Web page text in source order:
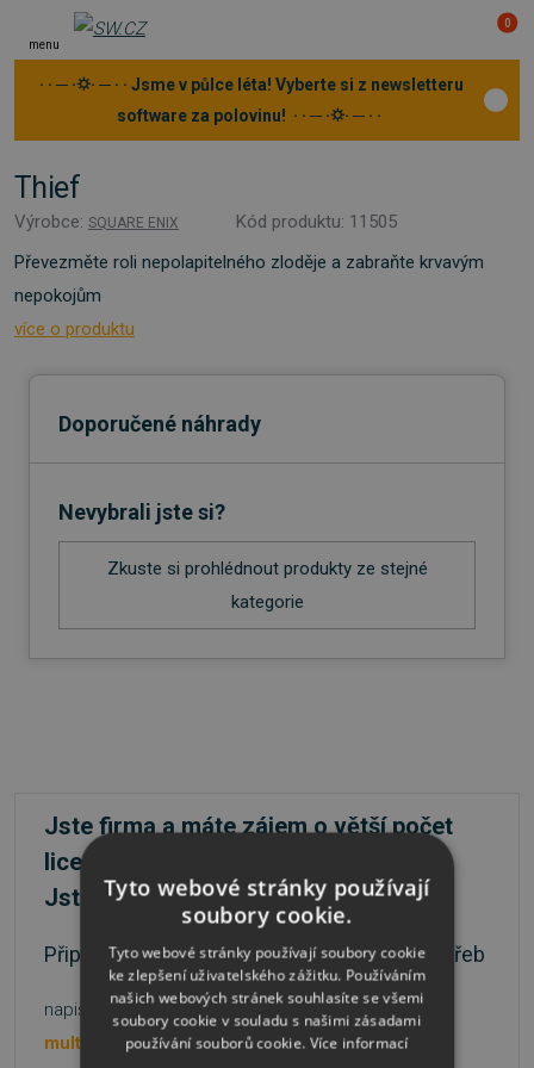
menu
0
· · ─ ·⛭· ─ · · Jsme v půlce léta! Vyberte si z newsletteru
software za polovinu! · · ─ ·⛭· ─ · ·
Thief
Výrobce: SQUARE ENIX
Kód produktu: 11505
Převezměte roli nepolapitelného zloděje a zabraňte krvavým
nepokojům
více o produktu
Doporučené náhrady
Nevybrali jste si?
Zkuste si prohlédnout produkty ze stejné
kategorie
Jste firma a máte zájem o větší počet
licencí?
Jste škola nebo státní instituce?
Připravíme nabídku přesně podle vašich potřeb
napište na
multilicence@sw.cz
nebo volejte
481 001 003
Tyto webové stránky používají
soubory cookie.
Tyto webové stránky používají soubory cookie
ke zlepšení uživatelského zážitku. Používáním
našich webových stránek souhlasíte se všemi
soubory cookie v souladu s našimi zásadami
používání souborů cookie. Více informací